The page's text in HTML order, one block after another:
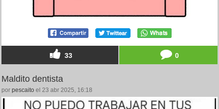
33 0
Maldito dentista
por pescaito el 23 abr 2025, 16:18